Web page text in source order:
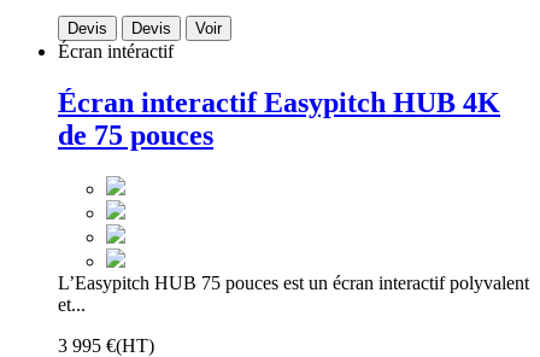
Devis Devis Voir
Écran intéractif
Écran interactif Easypitch HUB 4K
de 75 pouces
L’Easypitch HUB 75 pouces est un écran interactif polyvalent
et...
3 995 €(HT)